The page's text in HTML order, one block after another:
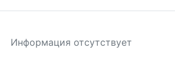
Информация отсутствует